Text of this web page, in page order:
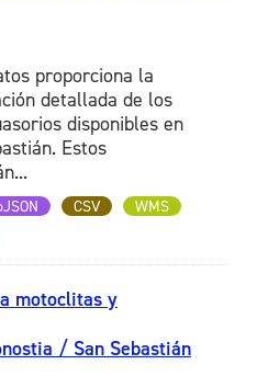
proporciona la
detallada de los
disponibles en
Estos
CSV
WMS
motoclitas y
/ San Sebastián